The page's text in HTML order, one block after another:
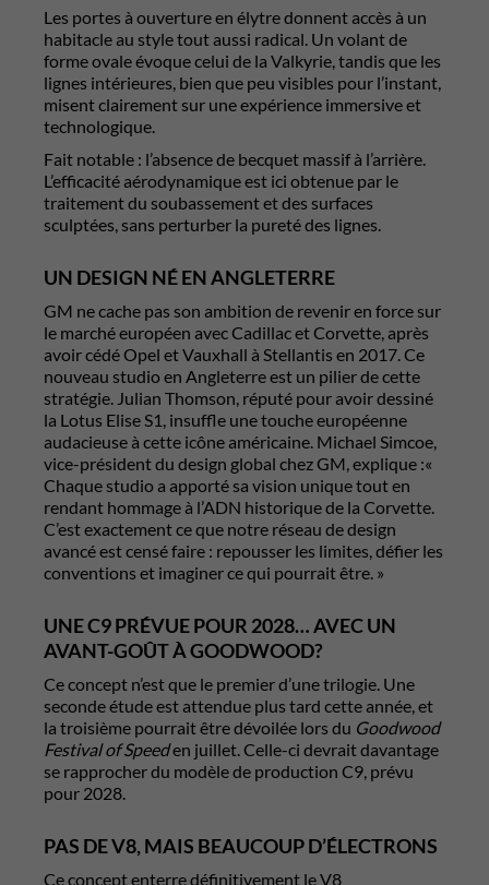
Les portes à ouverture en élytre donnent accès à un
habitacle au style tout aussi radical. Un volant de
forme ovale évoque celui de la Valkyrie, tandis que les
lignes intérieures, bien que peu visibles pour l’instant,
misent clairement sur une expérience immersive et
technologique.
Fait notable : l’absence de becquet massif à l’arrière.
L’efficacité aérodynamique est ici obtenue par le
traitement du soubassement et des surfaces
sculptées, sans perturber la pureté des lignes.
UN DESIGN NÉ EN ANGLETERRE
GM ne cache pas son ambition de revenir en force sur
le marché européen avec Cadillac et Corvette, après
avoir cédé Opel et Vauxhall à Stellantis en 2017. Ce
nouveau studio en Angleterre est un pilier de cette
stratégie. Julian Thomson, réputé pour avoir dessiné
la Lotus Elise S1, insuffle une touche européenne
audacieuse à cette icône américaine. Michael Simcoe,
vice-président du design global chez GM, explique :«
Chaque studio a apporté sa vision unique tout en
rendant hommage à l’ADN historique de la Corvette.
C’est exactement ce que notre réseau de design
avancé est censé faire : repousser les limites, défier les
conventions et imaginer ce qui pourrait être. »
UNE C9 PRÉVUE POUR 2028… AVEC UN
AVANT-GOÛT À GOODWOOD?
Ce concept n’est que le premier d’une trilogie. Une
seconde étude est attendue plus tard cette année, et
la troisième pourrait être dévoilée lors du Goodwood
Festival of Speeden juillet. Celle-ci devrait davantage
se rapprocher du modèle de production C9, prévu
pour 2028.
PAS DE V8, MAIS BEAUCOUP D’ÉLECTRONS
Ce concept enterre définitivement le V8